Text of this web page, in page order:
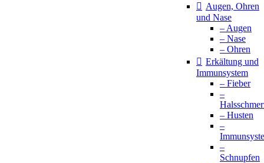
Augen, Ohren
und Nase
– Augen
– Nase
– Ohren
Erkältung und
Immunsystem
– Fieber
–
– Husten
–
–
Schnupfen